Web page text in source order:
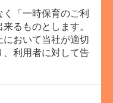
「一時保育のご利
るものとします。
おいて当社が適切
、利用者に対して告